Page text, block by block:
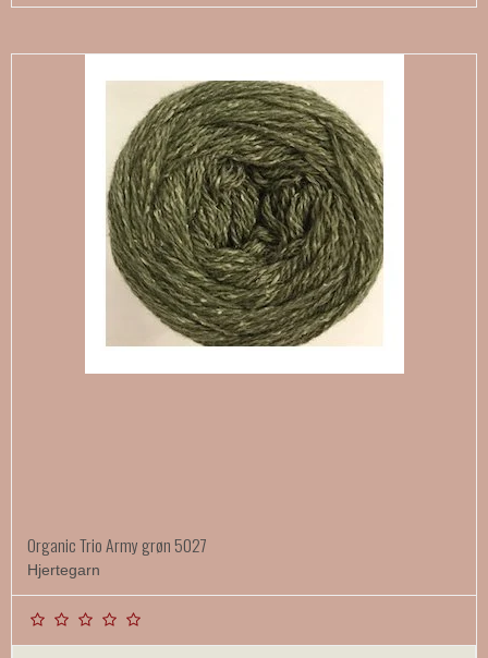
Organic Trio Army grøn 5027
Hjertegarn